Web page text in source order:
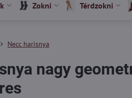
Zokni Térdzokni
Necc harisnya
nagy